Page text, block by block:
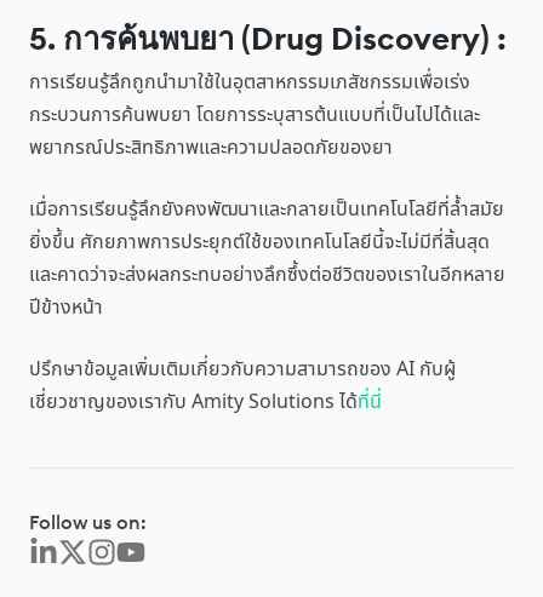
5. การค้นพบยา (Drug Discovery) :
การเรียนรู้ลึกถูกนำมาใช้ในอุตสาหกรรมเภสัชกรรมเพื่อเร่ง
กระบวนการค้นพบยา โดยการระบุสารต้นแบบที่เป็นไปได้และ
พยากรณ์ประสิทธิภาพและความปลอดภัยของยา
เมื่อการเรียนรู้ลึกยังคงพัฒนาและกลายเป็นเทคโนโลยีที่ล้ำสมัย
ยิ่งขึ้น ศักยภาพการประยุกต์ใช้ของเทคโนโลยีนี้จะไม่มีที่สิ้นสุด
และคาดว่าจะส่งผลกระทบอย่างลึกซึ้งต่อชีวิตของเราในอีกหลาย
ปีข้างหน้า
ปรึกษาข้อมูลเพิ่มเติมเกี่ยวกับความสามารถของ AI กับผู้
เชี่ยวชาญของเรากับ Amity Solutions ได้ที่นี่
Follow us on: